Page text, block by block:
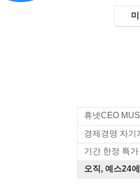
휴넷CEO
경제경영 자기
기간 한정 특가
오직, 예스24